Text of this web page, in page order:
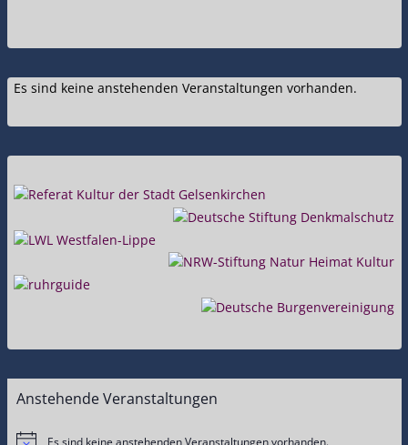
Es sind keine anstehenden Veranstaltungen vorhanden.
Anstehende Veranstaltungen
Es sind keine anstehenden Veranstaltungen vorhanden.